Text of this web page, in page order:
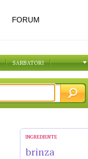
SARBATORI
INGREDIENTE
brinza
FORUM